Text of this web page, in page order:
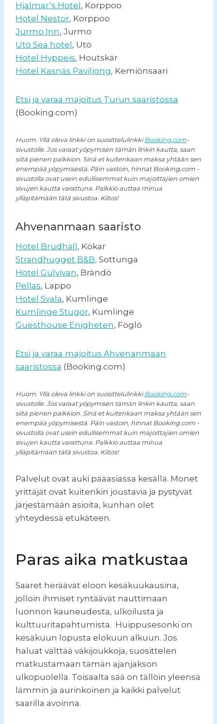
Hjalmar’s Hotel , Korppoo
Hotel Nestor, Korppoo
Jurmo Inn, Jurmo
Utö Sea hotel , Utö
Hotel Hyppeis, Houtskär
Hotel Kasnäs Paviljong, Kemiönsaari
Etsi ja varaa majoitus Turun saaristossa
(Booking.com)
Huom. Yllä oleva linkki on suosittelulinkkiBooking.com-
sivustolle. Jos varaat yöpymisen tämän linkin kautta, saan
siitä pienen palkkion. Sinä et kuitenkaan maksa yhtään sen
enempää yöpymisestä. Päin vastoin, hinnat Booking.com -
sivustolla ovat usein edullisemmat kuin majoittajien omien
sivujen kautta varattuna. Palkkio auttaa minua
ylläpitämään tätä sivustoa. Kiitos!
Ahvenanmaan saaristo
Hotel Brudhäll , Kökar
Strandhugget B&B, Sottunga
Hotel Gulvivan, Brändö
Pellas, Lappo
Hotel Svala, Kumlinge
Kumlinge Stugor, Kumlinge
Guesthouse Enigheten, Föglö
Etsi ja varaa majoitus Ahvenanmaan
saaristossa (Booking.com)
Huom. Yllä oleva linkki on suosittelulinkkiBooking.com-
sivustolle. Jos varaat yöpymisen tämän linkin kautta, saan
siitä pienen palkkion. Sinä et kuitenkaan maksa yhtään sen
enempää yöpymisestä. Päin vastoin, hinnat Booking.com -
sivustolla ovat usein edullisemmat kuin majoittajien omien
sivujen kautta varattuna. Palkkio auttaa minua
ylläpitämään tätä sivustoa. Kiitos!
Palvelut ovat auki pääasiassa kesällä. Monet
yrittäjät ovat kuitenkin joustavia ja pystyvät
järjestämään asioita, kunhan olet
yhteydessä etukäteen.
Paras aika matkustaa
Saaret heräävät eloon kesäkuukausina,
jolloin ihmiset ryntäävät nauttimaan
luonnon kauneudesta, ulkoilusta ja
kulttuuritapahtumista. Huippusesonki on
kesäkuun lopusta elokuun alkuun. Jos
haluat välttää väkijoukkoja, suosittelen
matkustamaan tämän ajanjakson
ulkopuolella. Toisaalta sää on tällöin yleensä
lämmin ja aurinkoinen ja kaikki palvelut
saarilla avoinna.